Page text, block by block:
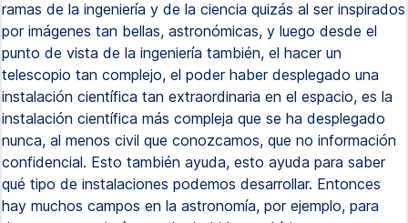
ramas de la ingeniería y de la ciencia quizás al ser inspirados
por imágenes tan bellas, astronómicas, y luego desde el
punto de vista de la ingeniería también, el hacer un
telescopio tan complejo, el poder haber desplegado una
instalación científica tan extraordinaria en el espacio, es la
instalación científica más compleja que se ha desplegado
nunca, al menos civil que conozcamos, que no información
confidencial. Esto también ayuda, esto ayuda para saber
qué tipo de instalaciones podemos desarrollar. Entonces
hay muchos campos en la astronomía, por ejemplo, para